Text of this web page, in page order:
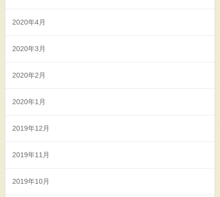
2020年4月
2020年3月
2020年2月
2020年1月
2019年12月
2019年11月
2019年10月